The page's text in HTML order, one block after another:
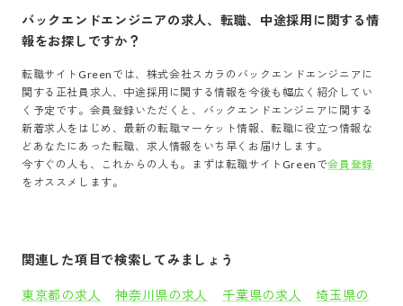
バックエンドエンジニアの求人、転職、中途採用に関する情
報をお探しですか？
転職サイトGreenでは、 株式会社スカラ の バックエンドエンジニア に
関する正社員求人、中途採用に関する情報を今後も幅広く紹介してい
く予定です。会員登録いただくと、 バックエンドエンジニア に関する
新着求人をはじめ、最新の転職マーケット情報、転職に役立つ情報な
どあなたにあった転職、求人情報をいち早くお届けします。
今すぐの人も、これからの人も。まずは転職サイトGreenで会員登録
をオススメします。
関連した項目で検索してみましょう
東京都の求人 神奈川県の求人 千葉県の求人
埼玉県の